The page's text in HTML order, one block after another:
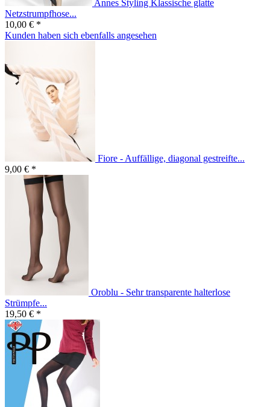
Annes Styling Klassische glatte
Netzstrumpfhose...
10,00 € *
Kunden haben sich ebenfalls angesehen
Fiore - Auffällige, diagonal gestreifte...
9,00 € *
Oroblu - Sehr transparente halterlose
Strümpfe...
19,50 € *